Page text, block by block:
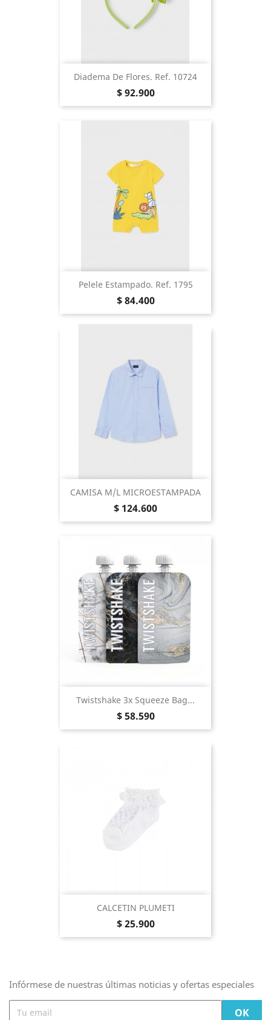
Diadema De Flores. Ref. 10724
Precio
$ 92.900
Pelele Estampado. Ref. 1795
Precio
$ 84.400
CAMISA M/L MICROESTAMPADA
Precio
$ 124.600
Twistshake 3x Squeeze Bag...
Precio
$ 58.590
CALCETIN PLUMETI
Precio
$ 25.900
Infórmese de nuestras últimas noticias y ofertas especiales